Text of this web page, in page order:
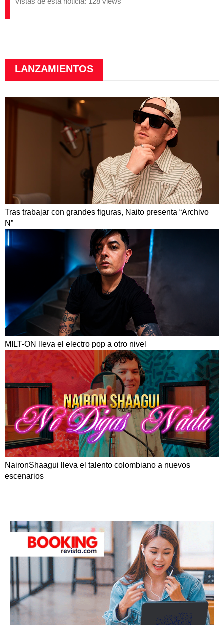
LANZAMIENTOS
Tras trabajar con grandes figuras, Naito presenta “Archivo
N”
MILT-ON lleva el electro pop a otro nivel
NaironShaagui lleva el talento colombiano a nuevos
escenarios